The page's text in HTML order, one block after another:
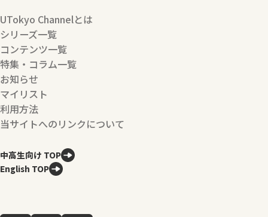
UTokyo Channelとは
シリーズ一覧
コンテンツ一覧
特集・コラム一覧
お知らせ
マイリスト
利用方法
当サイトへのリンクについて
中高生向け TOP
English TOP